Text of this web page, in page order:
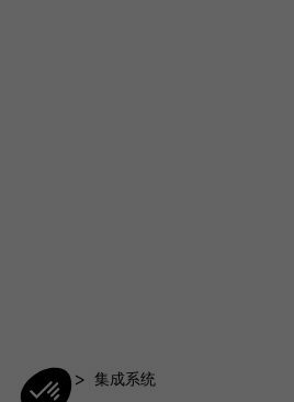
首页 > 集成系统